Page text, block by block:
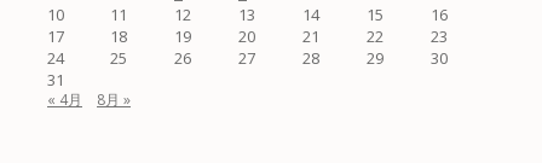
10
11 12 13 14 15
16
17
18 19 20 21 22
23
24
25 26 27 28 29
30
31
« 4月 8月 »